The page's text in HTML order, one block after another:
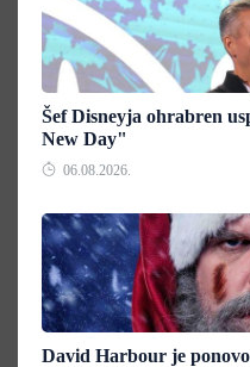
Šef Disneyja ohrabren
New Day"
06.08.2026.
David Harbour je